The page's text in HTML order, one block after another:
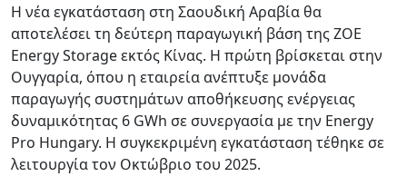
Η νέα εγκατάσταση στη Σαουδική Αραβία θα
αποτελέσει τη δεύτερη παραγωγική βάση της ZOE
Energy Storage εκτός Κίνας. Η πρώτη βρίσκεται στην
Ουγγαρία, όπου η εταιρεία ανέπτυξε μονάδα
παραγωγής συστημάτων αποθήκευσης ενέργειας
δυναμικότητας 6 GWh σε συνεργασία με την Energy
Pro Hungary. Η συγκεκριμένη εγκατάσταση τέθηκε σε
λειτουργία τον Οκτώβριο του 2025.